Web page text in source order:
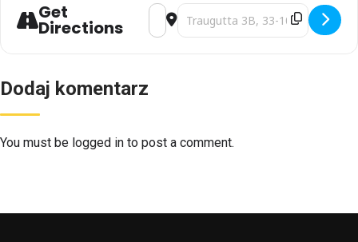
Get
Directions
Address - GRUPA AZOTY UNIA
Destination Address - GRUPA
Dodaj komentarz
You must be logged in to post a comment.